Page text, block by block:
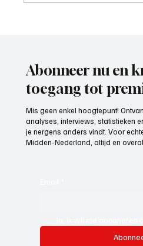
Abonneer nu en
toegang tot
Mis geen enkel hoogtepunt!
analyses, interviews, statistieken
je nergens anders vindt. Voor
Midden-Nederland, altijd en overal.